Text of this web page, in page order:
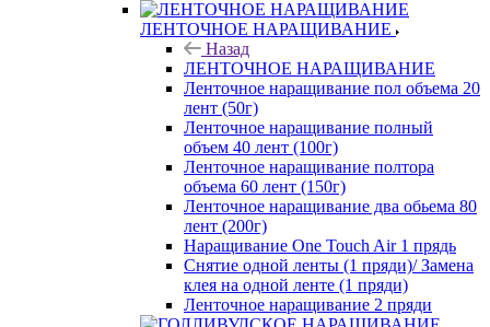
ЛЕНТОЧНОЕ НАРАЩИВАНИЕ
Назад
ЛЕНТОЧНОЕ НАРАЩИВАНИЕ
Ленточное наращивание пол объема 20
лент (50г)
Ленточное наращивание полный
объем 40 лент (100г)
Ленточное наращивание полтора
объема 60 лент (150г)
Ленточное наращивание два обьема 80
лент (200г)
Наращивание One Touch Air 1 прядь
Снятие одной ленты (1 пряди)/ Замена
клея на одной ленте (1 пряди)
Ленточное наращивание 2 пряди